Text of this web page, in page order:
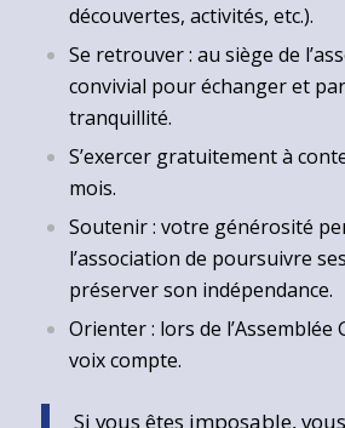
découvertes, activités, etc.).
Se retrouver : au siège de
convivial pour échanger et
tranquillité.
S’exercer gratuitement à
mois.
Soutenir : votre générosité
l’association de poursuivre
préserver son indépendance.
Orienter : lors de l’Assemblée
voix compte.
Si vous êtes imposable,